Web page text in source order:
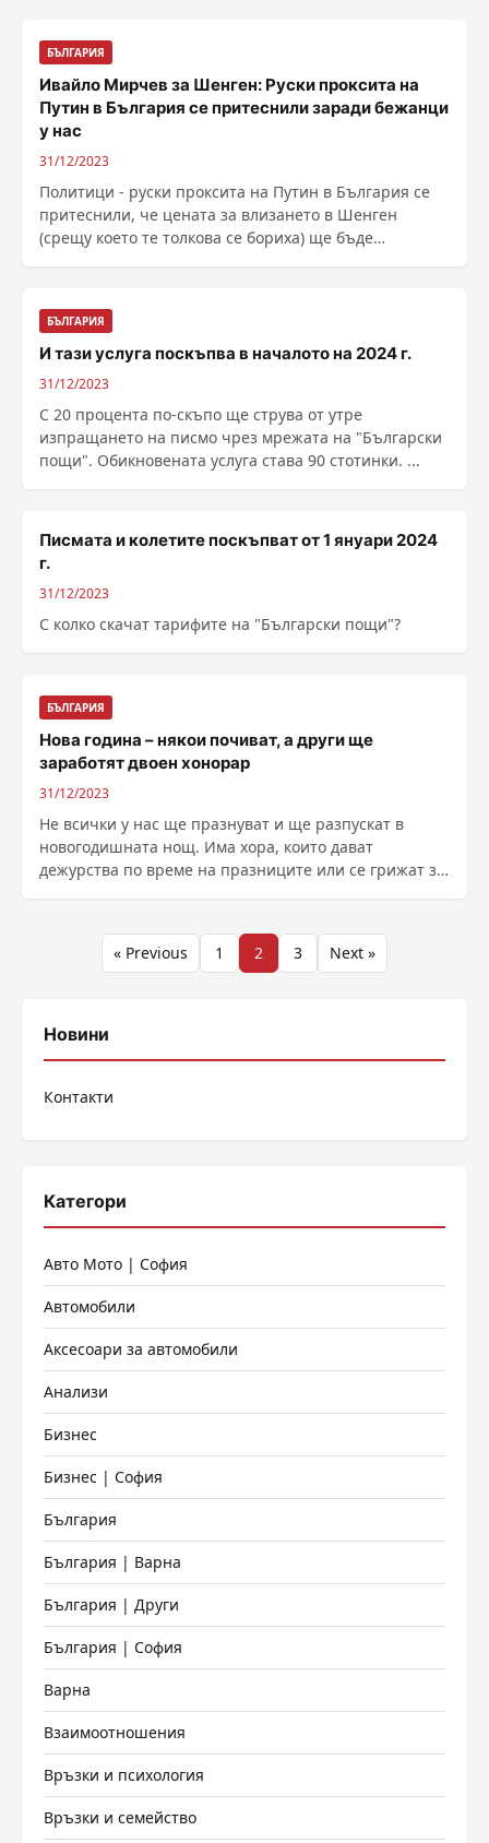
БЪЛГАРИЯ
Ивайло Мирчев за Шенген: Руски проксита на
Путин в България се притеснили заради бежанци
у нас
31/12/2023
Политици - руски проксита на Путин в България се
притеснили, че цената за влизането в Шенген
(срещу което те толкова се бориха) ще бъде
БЪЛГАРИЯ
И тази услуга поскъпва в началото на 2024 г.
31/12/2023
С 20 процента по-скъпо ще струва от утре
изпращането на писмо чрез мрежата на "Български
пощи". Обикновената услуга става 90 стотинки. ...
Писмата и колетите поскъпват от 1 януари 2024
г.
31/12/2023
С колко скачат тарифите на "Български пощи"?
БЪЛГАРИЯ
Нова година – някои почиват, а други ще
заработят двоен хонорар
31/12/2023
Не всички у нас ще празнуват и ще разпускат в
новогодишната нощ. Има хора, които дават
дежурства по време на празниците или се грижат за
Разделяне
публикациите
« Previous 1 2 3 Next »
Новини
Контакти
Категори
Авто Мото | София
Автомобили
Аксесоари за автомобили
Анализи
Бизнес
Бизнес | София
България
България | Варна
България | Други
България | София
Варна
Взаимоотношения
Връзки и психология
Връзки и семейство